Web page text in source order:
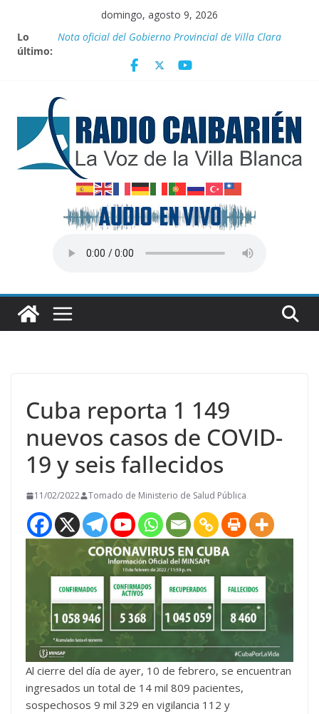
contenido
domingo, agosto 9, 2026
Lo
último:
Nuevos beneficios fiscales para impulsar las energías
renovables en Cuba
Nota oficial del Gobierno Provincial de Villa Clara
Fidel y el deporte
Vanguardia por 3 años consecutivos
Cuba reporta 1 149
nuevos casos de COVID-
19 y seis fallecidos
11/02/2022 Tomado de Ministerio de Salud Pública
Al cierre del día de ayer, 10 de febrero, se encuentran
ingresados un total de 14 mil 809 pacientes,
sospechosos 9 mil 329 en vigilancia 112 y